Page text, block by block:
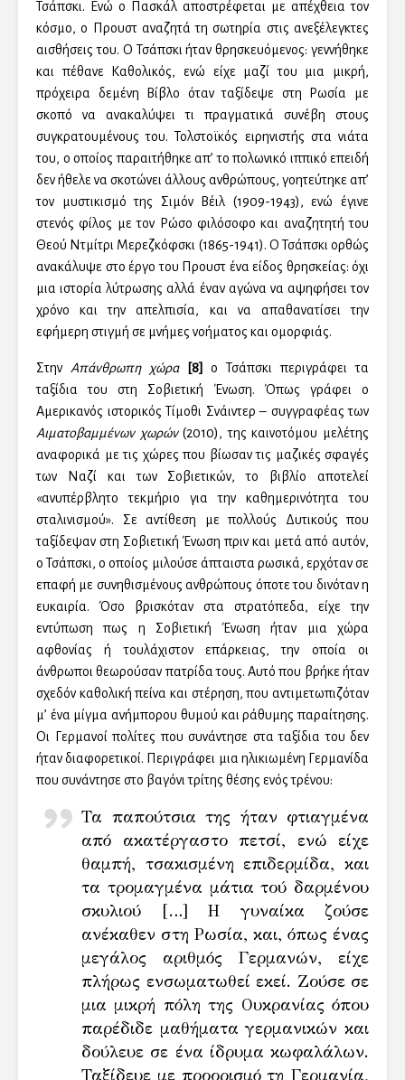
Τσάπσκι. Ενώ ο Πασκάλ αποστρέφεται με απέχθεια τον
κόσμο, ο Προυστ αναζητά τη σωτηρία στις ανεξέλεγκτες
αισθήσεις του. Ο Τσάπσκι ήταν θρησκευόμενος: γεννήθηκε
και πέθανε Καθολικός, ενώ είχε μαζί του μια μικρή,
πρόχειρα δεμένη Βίβλο όταν ταξίδεψε στη Ρωσία με
σκοπό να ανακαλύψει τι πραγματικά συνέβη στους
συγκρατουμένους του. Τολστοϊκός ειρηνιστής στα νιάτα
του, ο οποίος παραιτήθηκε απ’ το πολωνικό ιππικό επειδή
δεν ήθελε να σκοτώνει άλλους ανθρώπους, γοητεύτηκε απ’
τον μυστικισμό της Σιμόν Βέιλ (1909-1943), ενώ έγινε
στενός φίλος με τον Ρώσο φιλόσοφο και αναζητητή του
Θεού Ντμίτρι Μερεζκόφσκι (1865-1941). Ο Τσάπσκι ορθώς
ανακάλυψε στο έργο του Προυστ ένα είδος θρησκείας: όχι
μια ιστορία λύτρωσης αλλά έναν αγώνα να αψηφήσει τον
χρόνο και την απελπισία, και να απαθανατίσει την
εφήμερη στιγμή σε μνήμες νοήματος και ομορφιάς.
Στην Απάνθρωπη χώρα [8]
ο Τσάπσκι περιγράφει τα
ταξίδια του στη Σοβιετική Ένωση. Όπως γράφει ο
Αμερικανός ιστορικός Τίμοθι Σνάιντερ – συγγραφέας των
Αιματοβαμμένων χωρών(2010), της καινοτόμου μελέτης
αναφορικά με τις χώρες που βίωσαν τις μαζικές σφαγές
των Ναζί και των Σοβιετικών, το βιβλίο αποτελεί
«ανυπέρβλητο τεκμήριο για την καθημερινότητα του
σταλινισμού». Σε αντίθεση με πολλούς Δυτικούς που
ταξίδεψαν στη Σοβιετική Ένωση πριν και μετά από αυτόν,
ο Τσάπσκι, ο οποίος μιλούσε άπταιστα ρωσικά, ερχόταν σε
επαφή με συνηθισμένους ανθρώπους όποτε του δινόταν η
ευκαιρία. Όσο βρισκόταν στα στρατόπεδα, είχε την
εντύπωση πως η Σοβιετική Ένωση ήταν μια χώρα
αφθονίας ή τουλάχιστον επάρκειας, την οποία οι
άνθρωποι θεωρούσαν πατρίδα τους. Αυτό που βρήκε ήταν
σχεδόν καθολική πείνα και στέρηση, που αντιμετωπιζόταν
μ’ ένα μίγμα ανήμπορου θυμού και ράθυμης παραίτησης.
Οι Γερμανοί πολίτες που συνάντησε στα ταξίδια του δεν
ήταν διαφορετικοί. Περιγράφει μια ηλικιωμένη Γερμανίδα
που συνάντησε στο βαγόνι τρίτης θέσης ενός τρένου:
Τα παπούτσια της ήταν φτιαγμένα
από ακατέργαστο πετσί, ενώ είχε
θαμπή, τσακισμένη επιδερμίδα, και
τα τρομαγμένα μάτια τού δαρμένου
σκυλιού […] Η γυναίκα ζούσε
ανέκαθεν στη Ρωσία, και, όπως ένας
μεγάλος αριθμός Γερμανών, είχε
πλήρως ενσωματωθεί εκεί. Ζούσε σε
μια μικρή πόλη της Ουκρανίας όπου
παρέδιδε μαθήματα γερμανικών και
δούλευε σε ένα ίδρυμα κωφαλάλων.
Ταξίδευε με προορισμό τη Γερμανία,